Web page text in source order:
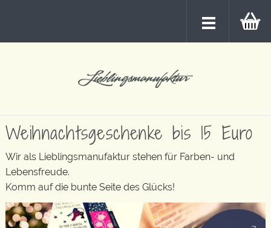
Weihnachtsgeschenke bis 15 Euro
Wir als Lieblingsmanufaktur stehen für Farben- und
Lebensfreude.
Komm auf die bunte Seite des Glücks!